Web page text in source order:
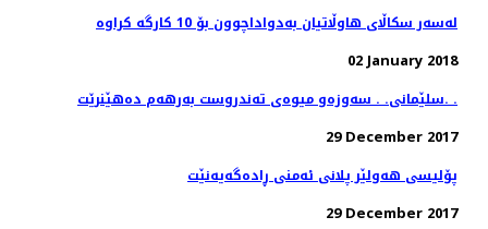
02 January 2018
سلێمانی. . سه‌وزه‌و میوه‌ی ته‌ندروست به‌رهه‌م ده‌هێنرێت. .
29 December 2017
پۆلیسی هەولێر پلانی ئەمنی ڕادەگەیەنێت
29 December 2017